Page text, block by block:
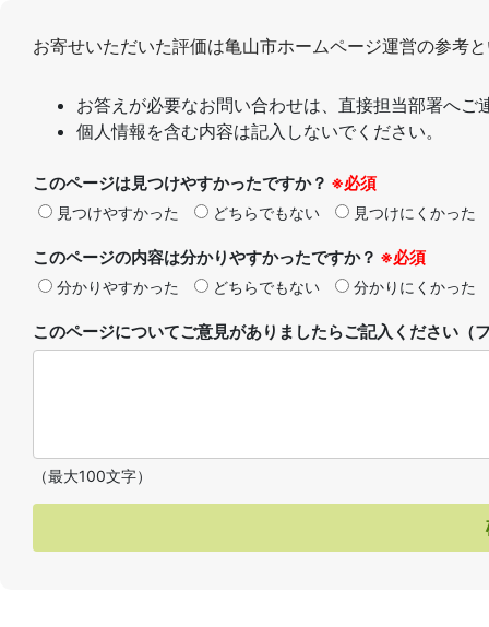
お寄せいただいた評価は亀山市ホームページ運営の参考
お答えが必要なお問い合わせは、直接担当部署へご
個人情報を含む内容は記入しないでください。
このページは見つけやすかったですか？ ※必須
見つけやすかった どちらでもない 見つけにくかった
このページの内容は分かりやすかったですか？ ※必須
分かりやすかった どちらでもない 分かりにくかった
このページについてご意見がありましたらご記入ください
（最大100文字）